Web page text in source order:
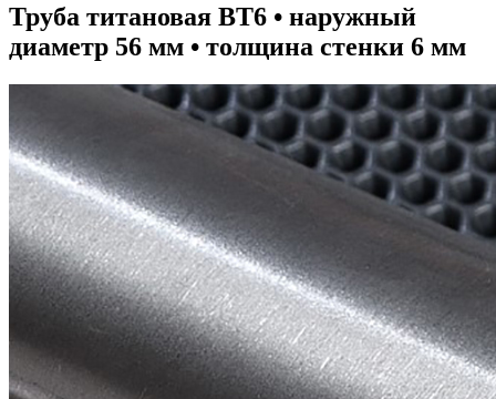
Труба титановая ВТ6 • наружный
диаметр 56 мм • толщина стенки 6 мм